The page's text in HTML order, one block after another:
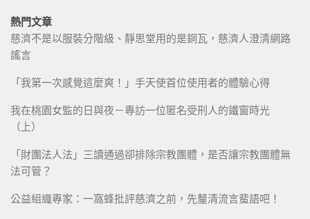
熱門文章
慈濟不是以服裝分階級、靜思堂用的是銅瓦，慈濟人澄清網路
謠言
「我第一次感覺這麼爽！」手天使首位使用者的體驗心得
我在桃園女監的日與夜－專訪一位匿名受刑人的鐵窗時光
（上）
「財團法人法」三讀通過卻排除宗教團體，是否讓宗教團體無
法可管？
公益組織專家：一窩蜂批評慈濟之前，先釐清流言蜚語吧！